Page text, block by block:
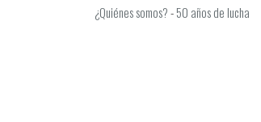
¿Quiénes somos?-50 años de lucha